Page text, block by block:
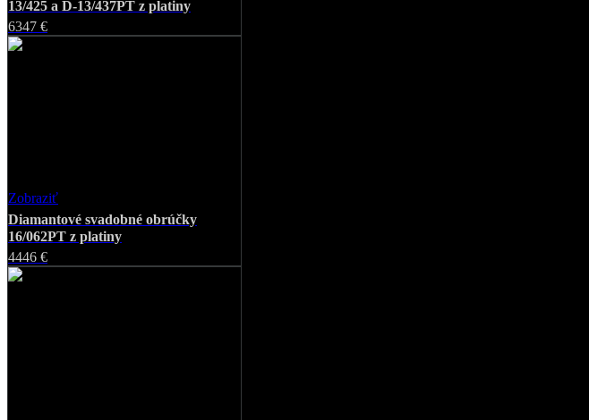
4529 €
Zobraziť Favorite
Diamantové svadobné obrúčky P-
13/425 a D-13/437PT z platiny
6347 €